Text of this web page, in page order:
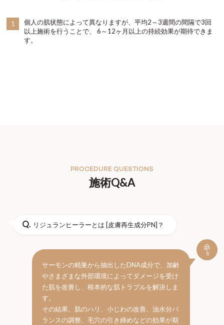
1
個人の肌状態によって異なりますが、平均2～3週間の間隔で3回
以上施術を行うことで、 6～12ヶ月以上の持続効果が期待できま
す。
施術Q&A
PROCEDURE QUESTIONS
Q. リジュランヒーラーとは [皮膚再生成分PN]？
サーモンの精巣から抽出したDNA成分で、加齢
やさまざまな外部環境によってダメージを受け
た肌を改善し、根本的な肌トラブルを解決しま
す。
その結果、肌のハリ、小じわの改善、油水分バ
ランスの調整、毛穴の引き締めなどの効果が期